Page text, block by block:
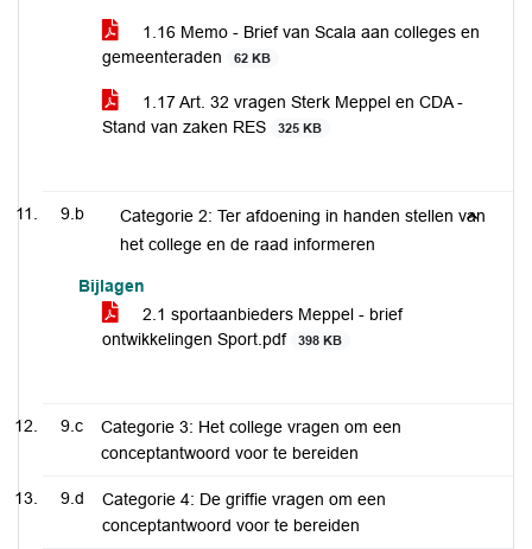
1.16 Memo - Brief van Scala aan colleges en
gemeenteraden
62 KB
1.17 Art. 32 vragen Sterk Meppel en CDA -
Stand van zaken RES
325 KB
9.b
Categorie 2: Ter afdoening in handen stellen van
het college en de raad informeren
Bijlagen
2.1 sportaanbieders Meppel - brief
ontwikkelingen Sport.pdf
398 KB
9.c
Categorie 3: Het college vragen om een
conceptantwoord voor te bereiden
9.d
Categorie 4: De griffie vragen om een
conceptantwoord voor te bereiden